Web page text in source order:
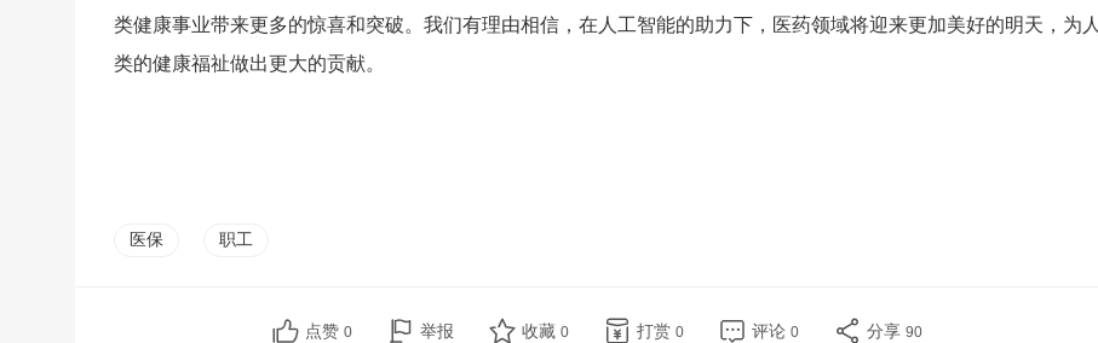
类健康事业带来更多的惊喜和突破。我们有理由相信，在人工智能的助力下，医药领域将迎来更加美好的明天，为人
类的健康福祉做出更大的贡献。
医保 职工
点赞 0 举报 收藏 0 打赏 0 评论 0 分享 90